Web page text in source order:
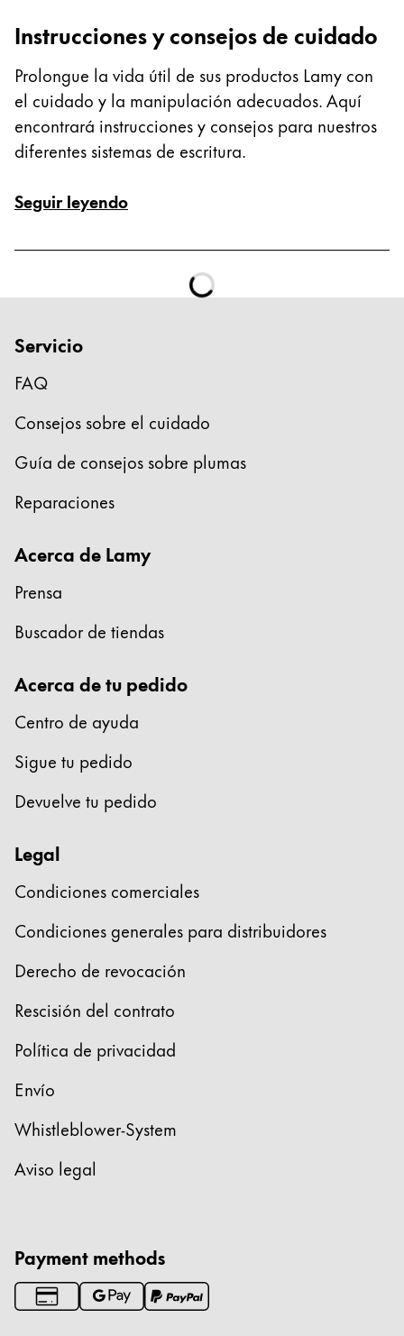
Esta región contiene una lista de países con los
Instrucciones y consejos de cuidado
Prolongue la vida útil de sus productos Lamy con
el cuidado y la manipulación adecuados. Aquí
encontrará instrucciones y consejos para nuestros
diferentes sistemas de escritura.
Seguir leyendo
Servicio
FAQ
Consejos sobre el cuidado
Guía de consejos sobre plumas
Reparaciones
Acerca de Lamy
Prensa
Buscador de tiendas
Acerca de tu pedido
Centro de ayuda
Sigue tu pedido
Devuelve tu pedido
Legal
Condiciones comerciales
Condiciones generales para distribuidores
Derecho de revocación
Rescisión del contrato
Política de privacidad
Envío
Whistleblower-System
Aviso legal
Payment methods